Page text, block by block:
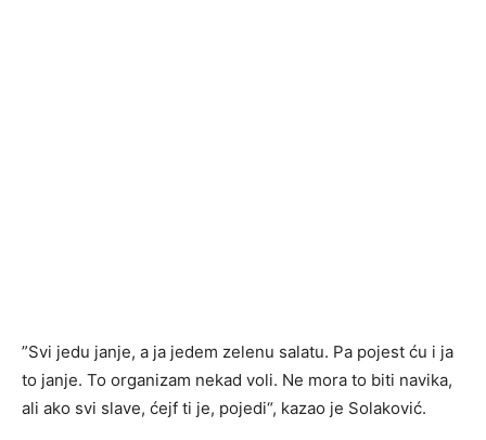
”Svi jedu janje, a ja jedem zelenu salatu. Pa pojest ću i ja
to janje. To organizam nekad voli. Ne mora to biti navika,
ali ako svi slave, ćejf ti je, pojedi“, kazao je Solaković.